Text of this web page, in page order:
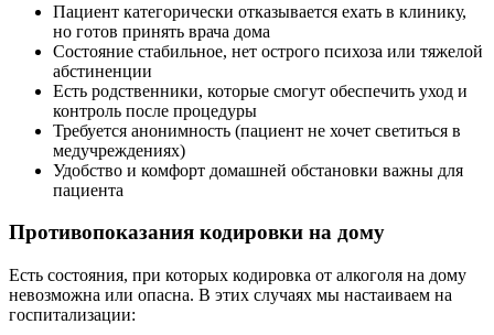
Пациент категорически отказывается ехать в клинику,
но готов принять врача дома
Состояние стабильное, нет острого психоза или тяжелой
абстиненции
Есть родственники, которые смогут обеспечить уход и
контроль после процедуры
Требуется анонимность (пациент не хочет светиться в
медучреждениях)
Удобство и комфорт домашней обстановки важны для
пациента
Противопоказания кодировки на дому
Есть состояния, при которых кодировка от алкоголя на дому
невозможна или опасна. В этих случаях мы настаиваем на
госпитализации: